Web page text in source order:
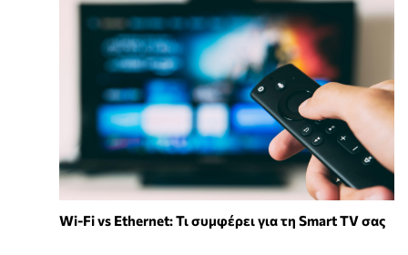
Wi-Fi vs Ethernet: Τι συμφέρει για τη Smart TV σας